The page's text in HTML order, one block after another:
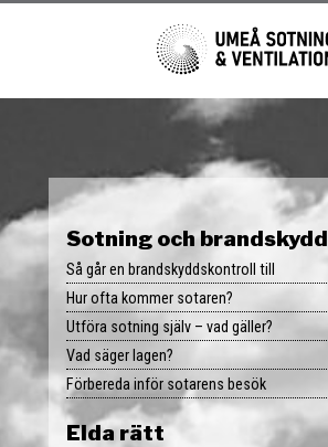
Sotning
Brandskyddskontroll
Besiktning
Ventilation
För villa och småhus
För BRF och förvaltning
Övriga tjänster
Tips & råd
Boka
Sotning och brandskydd
Så går en brandskyddskontroll till
Hur ofta kommer sotaren?
Utföra sotning själv – vad gäller?
Vad säger lagen?
Förbereda inför sotarens besök
Elda rätt